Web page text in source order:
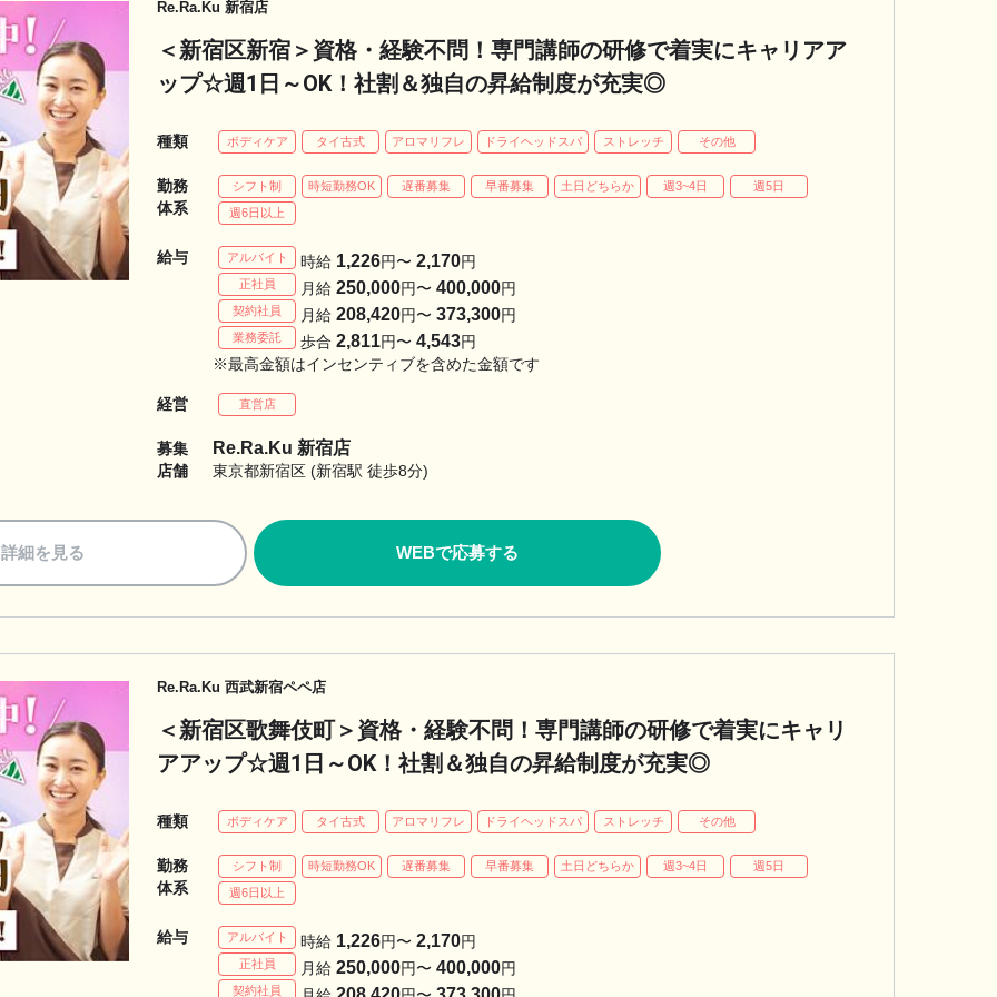
Re.Ra.Ku 新宿店
＜新宿区新宿＞資格・経験不問！専門講師の研修で着実にキャリアア
ップ☆週1日～OK！社割＆独自の昇給制度が充実◎
種類 ボディケア タイ古式 アロマリフレ ドライヘッドスパ ストレッチ その他
勤務
体系
シフト制 時短勤務OK 遅番募集 早番募集 土日どちらか 週3~4日
週5日
週6日以上
給与 アルバイト 時給 1,226円〜2,170円
正社員 月給250,000円〜400,000円
契約社員 月給208,420円〜373,300円
業務委託 歩合2,811円〜4,543円
※最高金額はインセンティブを含めた金額です
経営 直営店
募集
店舗
Re.Ra.Ku 新宿店
東京都新宿区 (新宿駅 徒歩8分)
詳細を見る WEBで応募する
Re.Ra.Ku 西武新宿ペペ店
＜新宿区歌舞伎町＞資格・経験不問！専門講師の研修で着実にキャリ
アアップ☆週1日～OK！社割＆独自の昇給制度が充実◎
種類 ボディケア タイ古式 アロマリフレ ドライヘッドスパ ストレッチ その他
勤務
体系
シフト制 時短勤務OK 遅番募集 早番募集 土日どちらか 週3~4日
週5日
週6日以上
給与 アルバイト 時給 1,226円〜2,170円
正社員 月給250,000円〜400,000円
契約社員